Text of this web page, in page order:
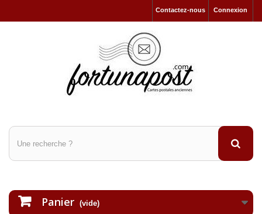
Connexion
Contactez-nous
Panier (vide)